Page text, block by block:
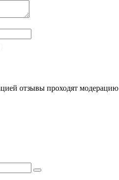
отзывы проходят модерацию